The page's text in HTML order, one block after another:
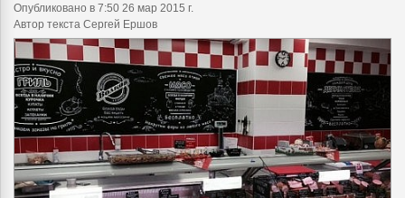
Опубликовано в 7:50 26 мар 2015 г.
Автор текста Сергей Ершов